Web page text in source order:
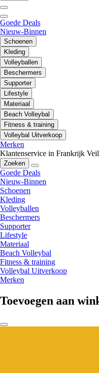
Goede Deals
Nieuw-Binnen
Schoenen
Kleding
Volleyballen
Beschermers
Supporter
Lifestyle
Materiaal
Beach Volleybal
Fitness & training
Volleybal Uitverkoop
Merken
Klantenservice in Frankrijk
Zoeken
Goede Deals
Nieuw-Binnen
Schoenen
Kleding
Volleyballen
Beschermers
Supporter
Lifestyle
Materiaal
Beach Volleybal
Fitness & training
Volleybal Uitverkoop
Merken
Toevoegen aan